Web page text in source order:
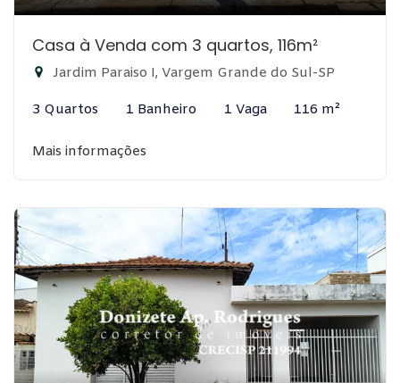
Casa à Venda com 3 quartos, 116m²
Jardim Paraiso I, Vargem Grande do Sul-SP
3 Quartos 1 Banheiro 1 Vaga 116 m²
Mais informações